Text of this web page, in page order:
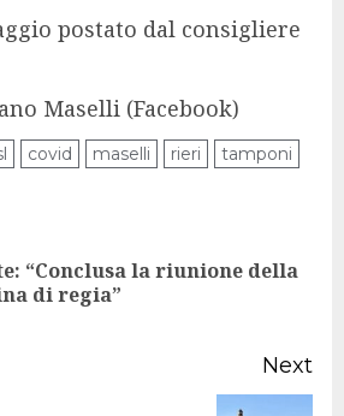
postato dal consigliere
Maselli (Facebook)
covid maselli rieri tamponi
“Conclusa la riunione della
di regia”
Next